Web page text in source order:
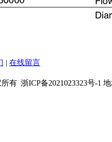
| 在线留言
有 浙ICP备2021023323号-1